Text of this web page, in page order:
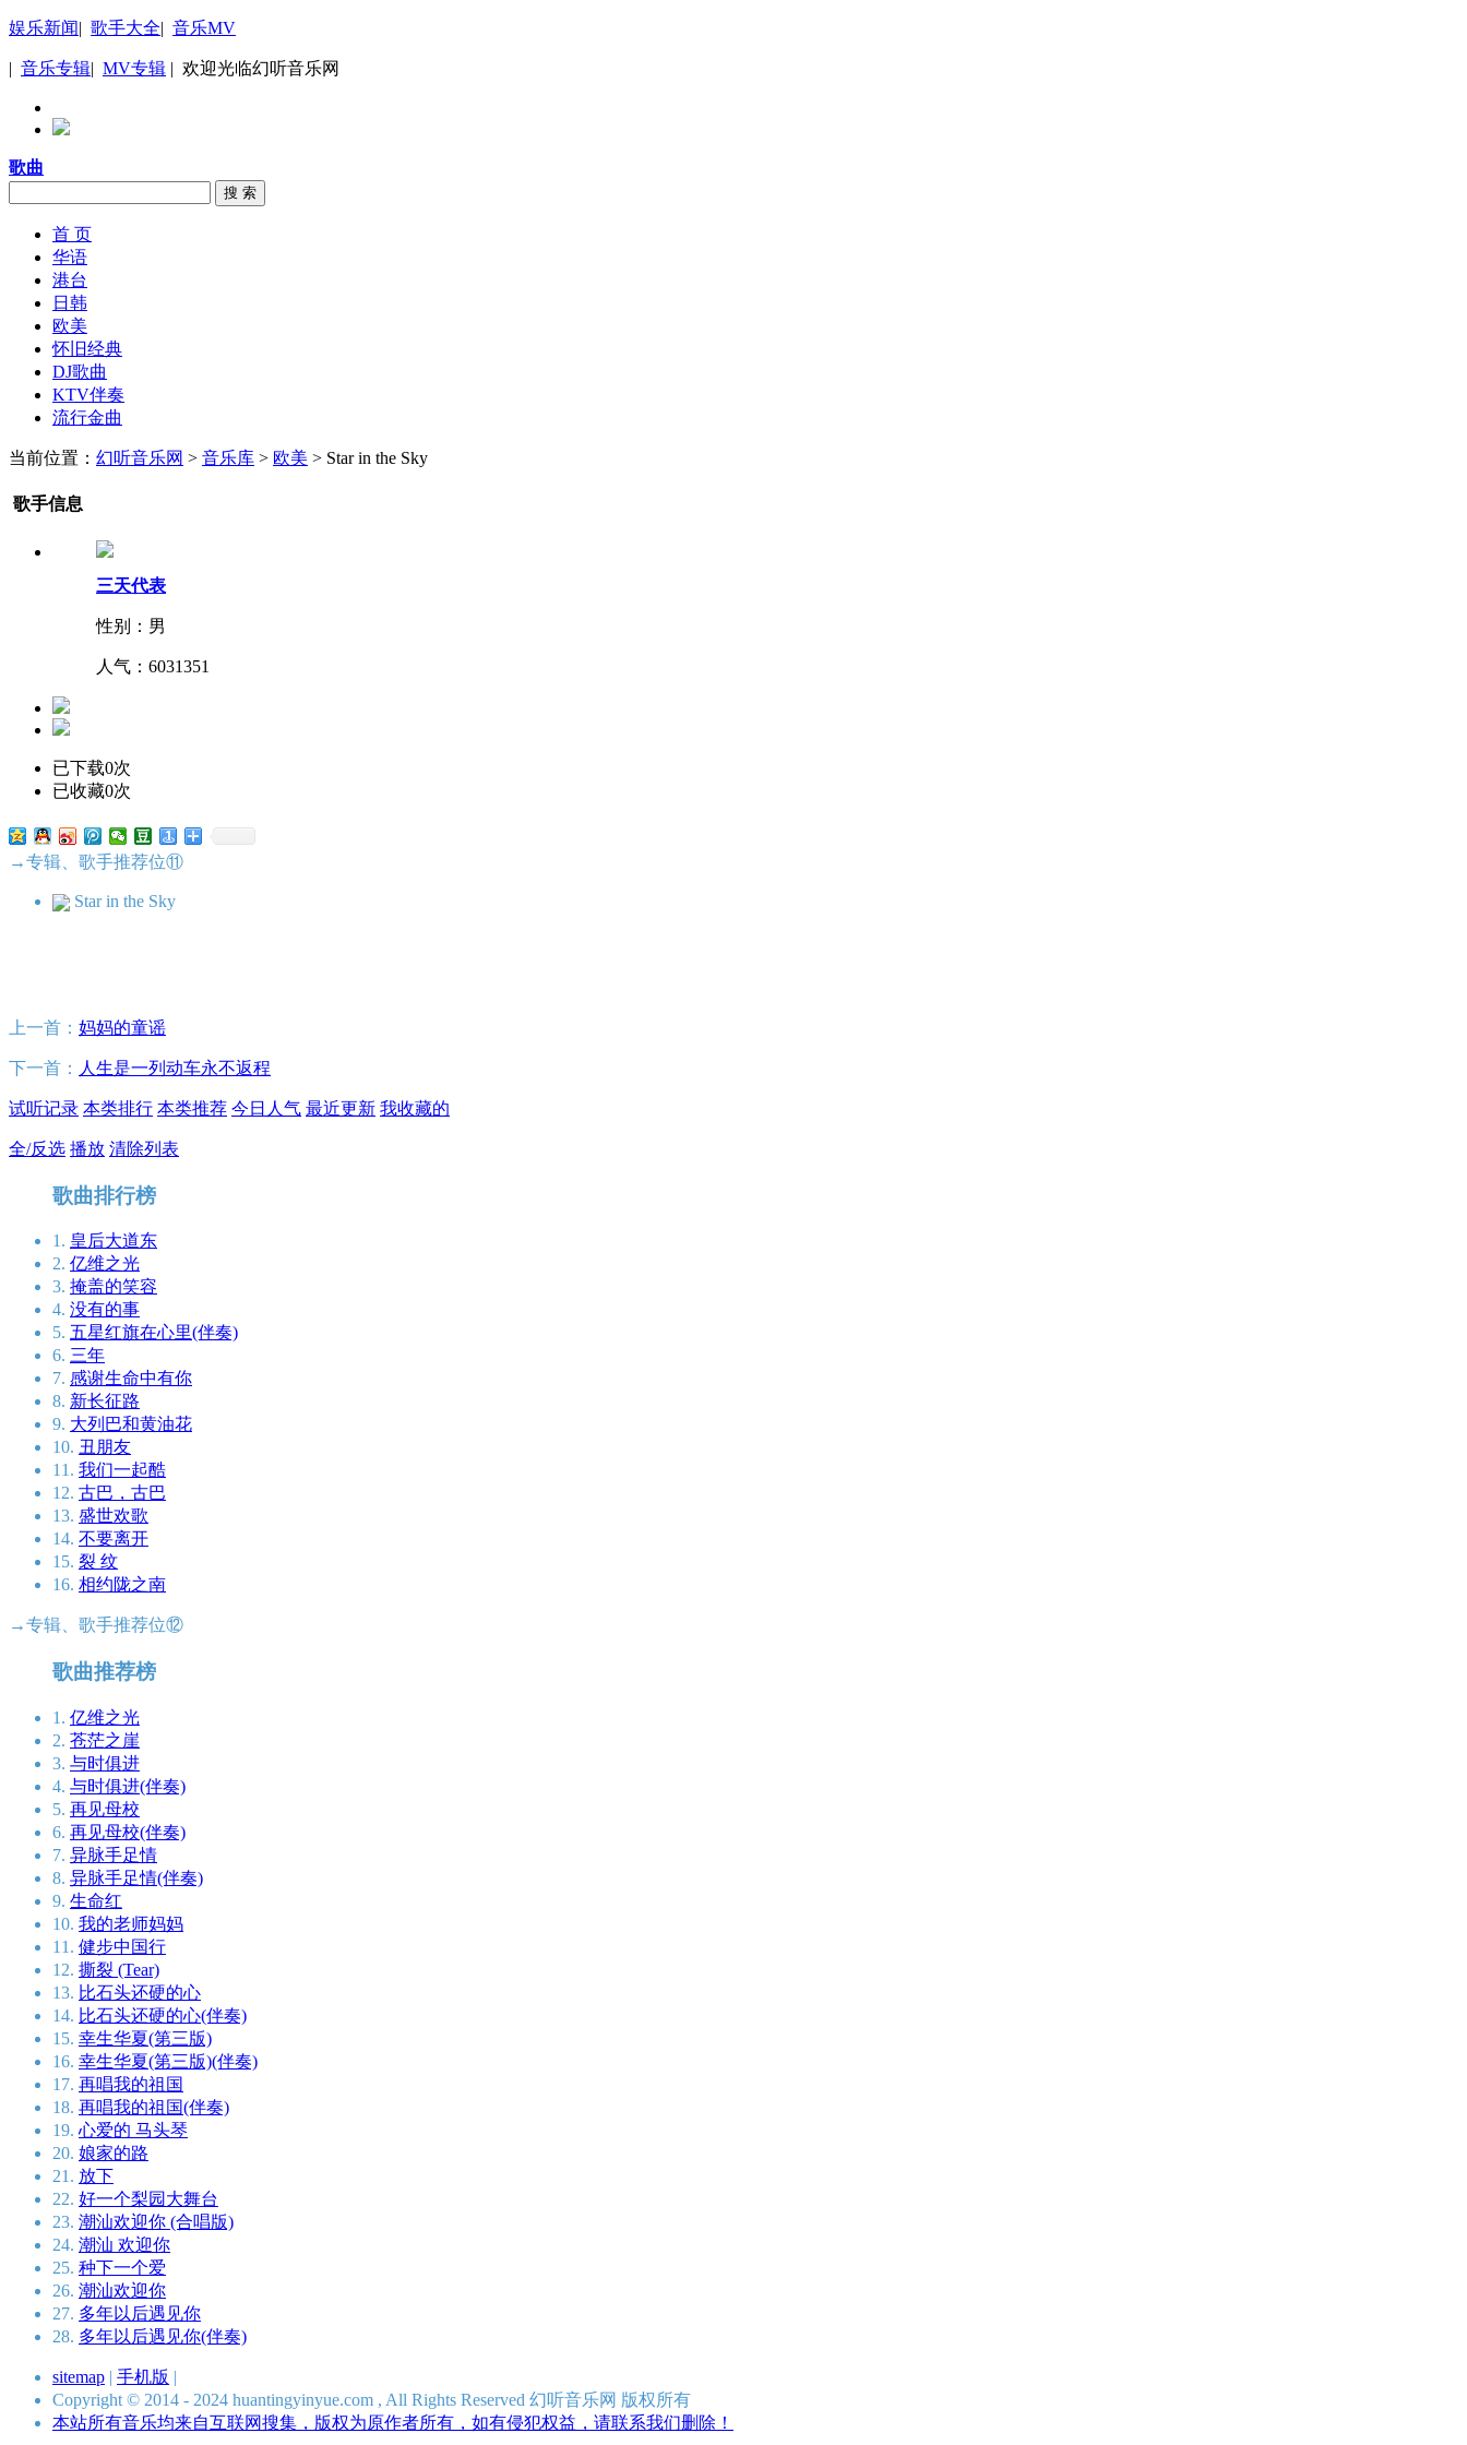
娱乐新闻| 歌手大全| 音乐MV
| 音乐专辑| MV专辑 | 欢迎光临幻听音乐网
歌曲
搜 索
首 页
华语
港台
日韩
欧美
怀旧经典
DJ歌曲
KTV伴奏
流行金曲
当前位置： 幻听音乐网 > 音乐库 > 欧美 > Star in the Sky
歌手信息
三天代表
性别：男
人气： 6031351
已下载0次
已收藏0次
→专辑、歌手推荐位⑪
Star in the Sky
上一首： 妈妈的童谣
下一首： 人生是一列动车永不返程
试听记录 本类排行 本类推荐 今日人气 最近更新 我收藏的
全/反选 播放 清除列表
歌曲排行榜
1. 皇后大道东
2. 亿维之光
3. 掩盖的笑容
4. 没有的事
5. 五星红旗在心里(伴奏)
6. 三年
7. 感谢生命中有你
8. 新长征路
9. 大列巴和黄油花
10. 丑朋友
11. 我们一起酷
12. 古巴，古巴
13. 盛世欢歌
14. 不要离开
15. 裂 纹
16. 相约陇之南
→专辑、歌手推荐位⑫
歌曲推荐榜
1. 亿维之光
2. 苍茫之崖
3. 与时俱进
4. 与时俱进(伴奏)
5. 再见母校
6. 再见母校(伴奏)
7. 异脉手足情
8. 异脉手足情(伴奏)
9. 生命红
10. 我的老师妈妈
11. 健步中国行
12. 撕裂 (Tear)
13. 比石头还硬的心
14. 比石头还硬的心(伴奏)
15. 幸生华夏(第三版)
16. 幸生华夏(第三版)(伴奏)
17. 再唱我的祖国
18. 再唱我的祖国(伴奏)
19. 心爱的 马头琴
20. 娘家的路
21. 放下
22. 好一个梨园大舞台
23. 潮汕欢迎你 (合唱版)
24. 潮汕 欢迎你
25. 种下一个爱
26. 潮汕欢迎你
27. 多年以后遇见你
28. 多年以后遇见你(伴奏)
sitemap | 手机版 |
Copyright © 2014 - 2024 huantingyinyue.com , All Rights Reserved 幻听音乐网 版权所有
本站所有音乐均来自互联网搜集，版权为原作者所有，如有侵犯权益，请联系我们删除！